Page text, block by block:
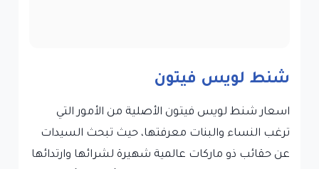
شنط لويس فيتون
اسعار شنط لويس فيتون الأصلية من الأمور التي
ترغب النساء والبنات معرفتها، حيث تبحث السيدات
عن حقائب ذو ماركات عالمية شهيرة لشرائها وارتدائها